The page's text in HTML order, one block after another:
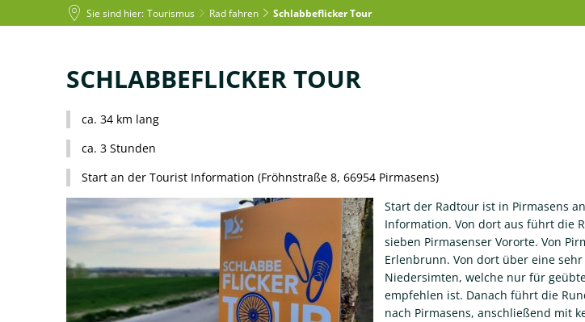
Sie sind hier: Tourismus Rad fahren Schlabbeflicker Tour
Schlabbeflicker
SCHLABBEFLICKER TOUR
ca. 34 km lang
ca. 3 Stunden
Start an der Tourist Information (Fröhnstraße 8, 66954 Pirmasens)
Start der Radtour ist in Pirmasens
Information. Von dort aus führt die
sieben Pirmasenser Vororte. Von
Erlenbrunn. Von dort über eine
Niedersimten, welche nur für
empfehlen ist. Danach führt die
nach Pirmasens, anschließend mit